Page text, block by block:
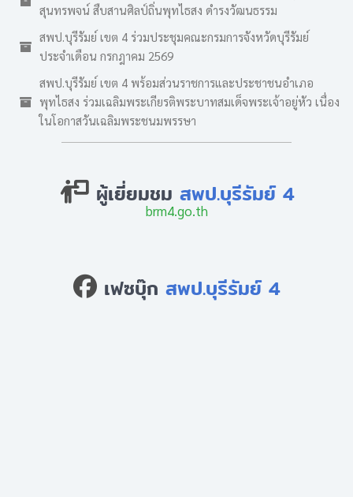
สุนทรพจน์ สืบสานศิลป์ถิ่นพุทไธสง ดำรงวัฒนธรรม
สพป.บุรีรัมย์ เขต 4 ร่วมประชุมคณะกรมการจังหวัดบุรีรัมย์
ประจำเดือน กรกฎาคม 2569
สพป.บุรีรัมย์ เขต 4 พร้อมส่วนราชการและประชาชนอำเภอ
พุทไธสง ร่วมเฉลิมพระเกียรติพระบาทสมเด็จพระเจ้าอยู่หัว เนื่อง
ในโอกาสวันเฉลิมพระชนมพรรษา
ผู้เยี่ยมชม สพป.บุรีรัมย์ 4
brm4.go.th
เฟซบุ๊ก สพป.บุรีรัมย์ 4